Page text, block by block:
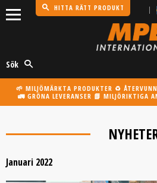
HITTA RÄTT PRODUKT
Sök
🌱 MILJÖMÄRKTA PRODUKTER ♻️
🚛 GRÖNA LEVERANSER 📗 MILJÖRIKTIGA
Januari 2022